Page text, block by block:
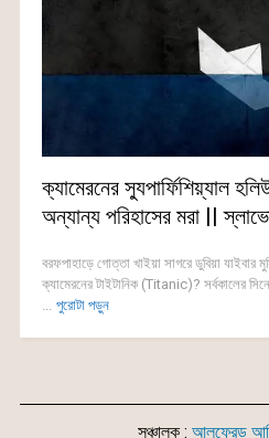
ক্যামেরনের স্যুপার্ফিশিয়্যাল
অন্যান্য পরিহাসের মরা ||
বরফপাহাড়ে গোত্তা খাইয়া সাগরে ডুবিয়া যাইবার
ক্যামেরনের টাইটানিক (Titanic)? সর্বকালের
... পুরোটা পড়ুন
সঞ্চালক : আলফ্রেড